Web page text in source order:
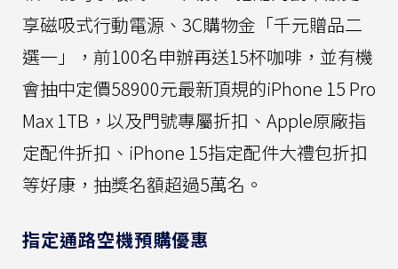
享磁吸式行動電源、3C購物金「千元贈品二
選一」，前100名申辦再送15杯咖啡，並有機
會抽中定價58900元最新頂規的iPhone 15 Pro
Max 1TB，以及門號專屬折扣、Apple原廠指
定配件折扣、iPhone 15指定配件大禮包折扣
等好康，抽獎名額超過5萬名。
指定通路空機預購優惠